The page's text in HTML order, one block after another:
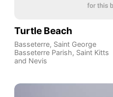
Turtle Beach
Basseterre, Saint George
Basseterre Parish, Saint Kitts
and Nevis